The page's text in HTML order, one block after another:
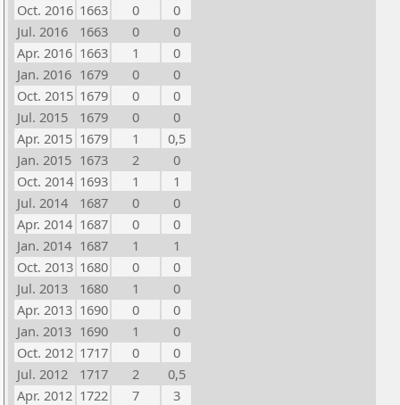
Oct. 2016 1663 0
0
Jul. 2016
1663 0
0
Apr. 2016 1663 1
0
Jan. 2016 1679 0
0
Oct. 2015 1679 0
0
Jul. 2015
1679 0
0
Apr. 2015 1679 1
0,5
Jan. 2015 1673 2
0
Oct. 2014 1693 1
1
Jul. 2014
1687 0
0
Apr. 2014 1687 0
0
Jan. 2014 1687 1
1
Oct. 2013 1680 0
0
Jul. 2013
1680 1
0
Apr. 2013 1690 0
0
Jan. 2013 1690 1
0
Oct. 2012 1717 0
0
Jul. 2012
1717 2
0,5
Apr. 2012 1722 7
3